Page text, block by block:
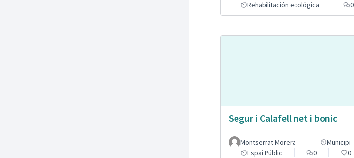
Rehabilitación ecológica
0
Segur i Calafell net i bonic
Montserrat Morera
Municipi
Espai Públic
0 0